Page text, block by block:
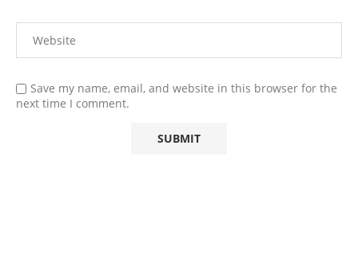
Save my name, email, and website in this browser for the
next time I comment.